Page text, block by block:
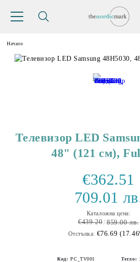
Начало
Телевизор LED
48" (121 см),
€362.51
709.01
Каталожна цена:
€439.20 859.00 лв.
Отстъпка: €76.69
Код: PC_TV001 Тегло: